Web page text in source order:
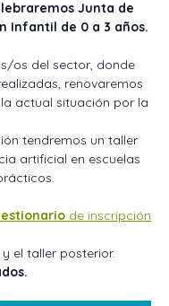
Junta de
Infantil de 0 a 3 años.
os del sector, donde
renovaremos
actual situación por la
tendremos un taller
artificial en escuelas
de inscripción
el taller posterior.